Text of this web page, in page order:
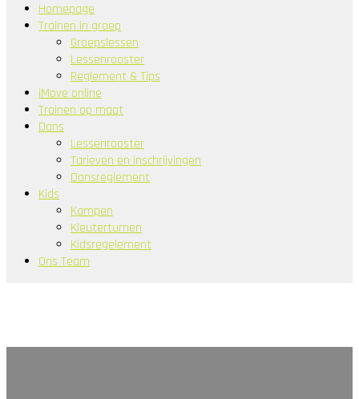
Homepage
Trainen in groep
Groepslessen
Lessenrooster
Reglement & Tips
iMove online
Trainen op maat
Dans
Lessenrooster
Tarieven en inschrijvingen
Dansreglement
Kids
Kampen
Kleuterturnen
Kidsregelement
Ons Team